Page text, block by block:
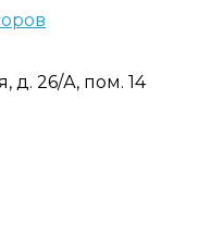
д. 26/А, пом. 14